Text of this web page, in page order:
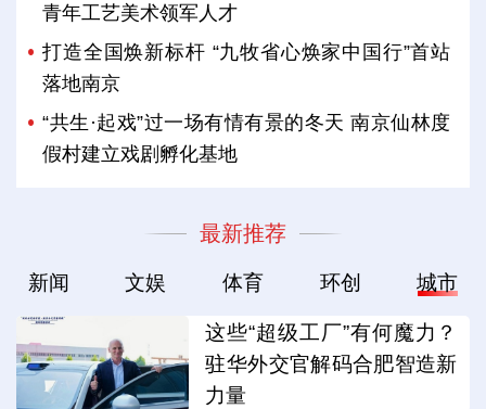
青年工艺美术领军人才
打造全国焕新标杆 “九牧省心焕家中国行”首站
落地南京
“共生·起戏”过一场有情有景的冬天 南京仙林度
假村建立戏剧孵化基地
最新推荐
新闻 文娱 体育 环创 城市
这些“超级工厂”有何魔力？
驻华外交官解码合肥智造新
力量